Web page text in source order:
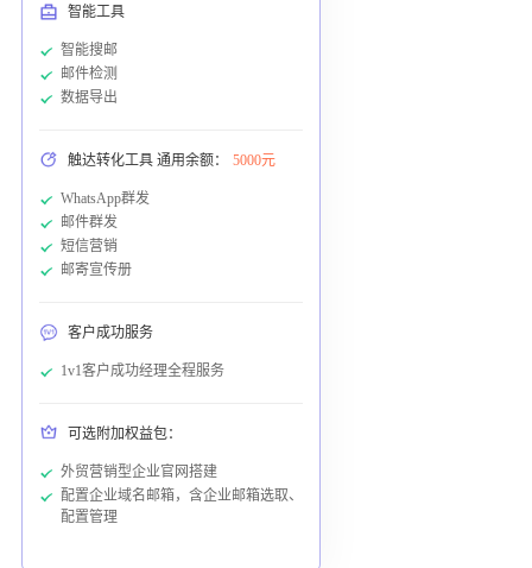
智能工具
智能搜邮
邮件检测
数据导出
触达转化工具 通用余额： 5000元
WhatsApp群发
邮件群发
短信营销
邮寄宣传册
客户成功服务
1v1客户成功经理全程服务
可选附加权益包：
外贸营销型企业官网搭建
配置企业域名邮箱，含企业邮箱选取、
配置管理